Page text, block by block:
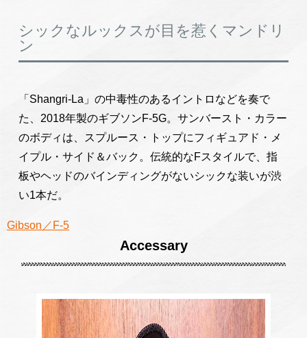
シックなルックスが目を惹くマンドリ
ン
「Shangri-La」の中毒性のあるイントロなどを奏で
た、2018年製のギブソンF-5G。サンバースト・カラー
のボディは、スプルース・トップにフィギュアド・メ
イプル・サイド＆バック。伝統的なFスタイルで、指
板やヘッドのバインディングがないシックな装いが渋
い1本だ。
Gibson／F-5
Accessary